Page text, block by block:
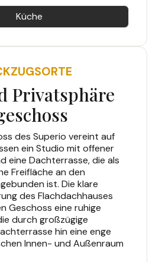
Küche
Privatsphäre
des Superio vereint auf
ein Studio mit offener
eine Dachterrasse, die als
Freifläche an den
ist. Die klare
des Flachdachhauses
Geschoss eine ruhige
durch großzügige
hin eine enge
Innen- und Außenraum